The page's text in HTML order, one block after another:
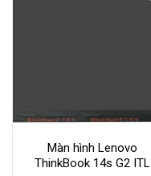
Màn hình Lenovo
ThinkBook 14s G2 ITL